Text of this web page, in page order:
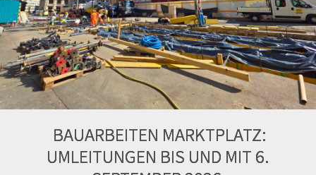
BAUARBEITEN MARKTPLATZ:
UMLEITUNGEN BIS UND MIT 6.